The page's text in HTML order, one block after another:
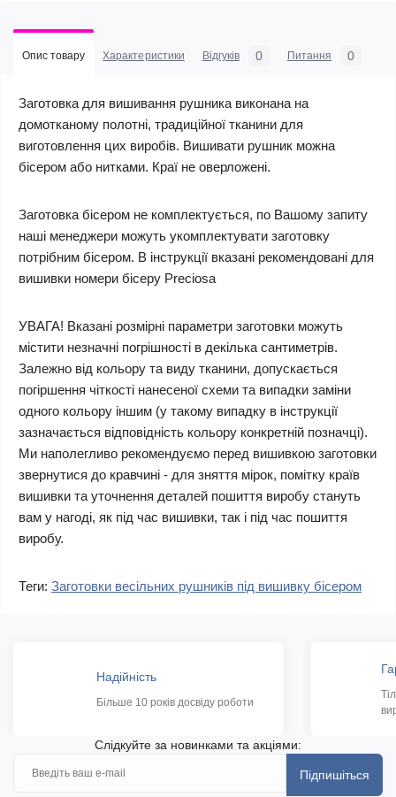
Опис товару Характеристики Відгуків 0 Питання 0
Заготовка для вишивання рушника виконана на
домотканому полотні, традиційної тканини для
виготовлення цих виробів. Вишивати рушник можна
бісером або нитками. Краї не оверложені.
Заготовка бісером не комплектується, по Вашому запиту
наші менеджери можуть укомплектувати заготовку
потрібним бісером. В інструкції вказані рекомендовані для
вишивки номери бісеру Preciosa
УВАГА! Вказані розмірні параметри заготовки можуть
містити незначні погрішності в декілька сантиметрів.
Залежно від кольору та виду тканини, допускається
погіршення чіткості нанесеної схеми та випадки заміни
одного кольору іншим (у такому випадку в інструкції
зазначається відповідність кольору конкретній позначці).
Ми наполегливо рекомендуємо перед вишивкою заготовки
звернутися до кравчині - для зняття мірок, помітку країв
вишивки та уточнення деталей пошиття виробу стануть
вам у нагоді, як під час вишивки, так і під час пошиття
виробу.
Теги: Заготовки весільних рушників під вишивку бісером
Надійність
Більше 10 років досвіду роботи
Слідкуйте за новинками та акціями:
Підпишіться